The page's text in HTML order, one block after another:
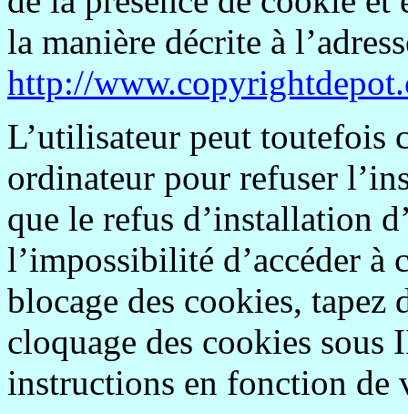
la manière décrite à
http://
L’utilisateur peut toutefois
ordinateur pour refuser
que le refus d’installation
l’impossibilité d’accéder à
blocage des cookies, tapez
cloquage des cookies sous
instructions en fonction de